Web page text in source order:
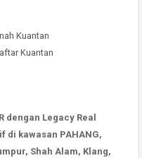
Kuantan
Kuantan
dengan Legacy Real
di kawasan PAHANG,
Shah Alam, Klang,